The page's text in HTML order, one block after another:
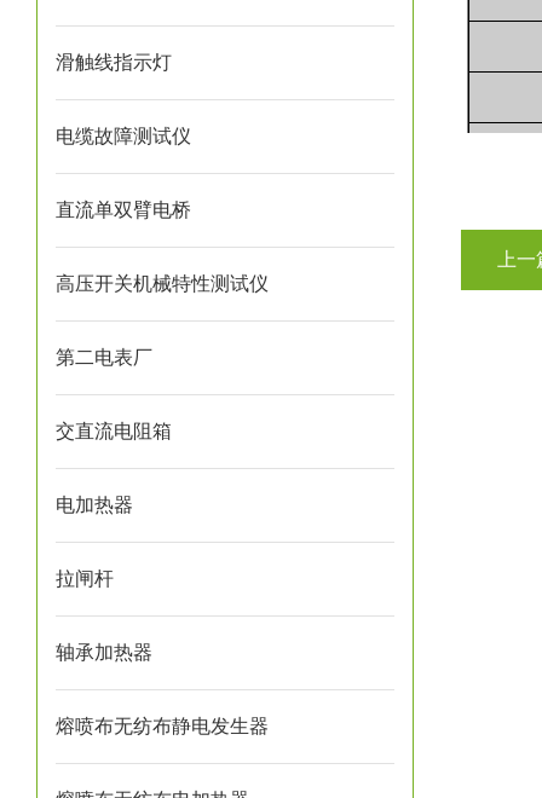
滑触线指示灯
电缆故障测试仪
直流单双臂电桥
高压开关机械特性测试仪
第二电表厂
交直流电阻箱
电加热器
拉闸杆
轴承加热器
熔喷布无纺布静电发生器
上